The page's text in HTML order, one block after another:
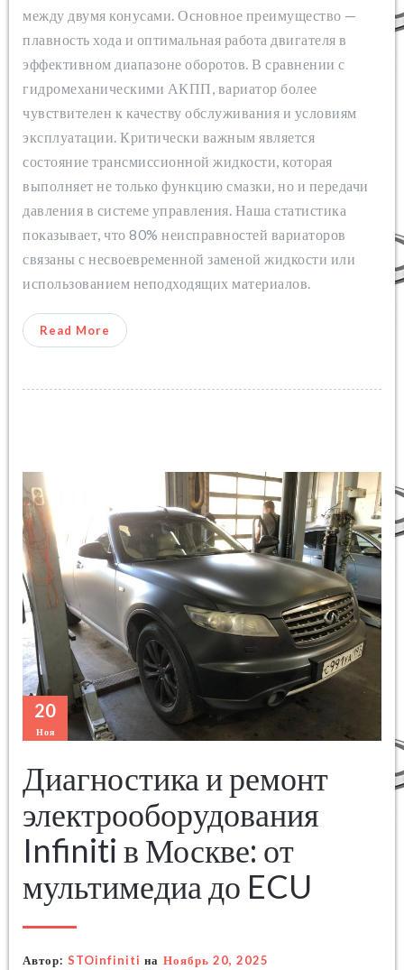
между двумя конусами. Основное преимущество —
плавность хода и оптимальная работа двигателя в
эффективном диапазоне оборотов. В сравнении с
гидромеханическими АКПП, вариатор более
чувствителен к качеству обслуживания и условиям
эксплуатации. Критически важным является
состояние трансмиссионной жидкости, которая
выполняет не только функцию смазки, но и передачи
давления в системе управления. Наша статистика
показывает, что 80% неисправностей вариаторов
связаны с несвоевременной заменой жидкости или
использованием неподходящих материалов.
Read More
20
Ноя
Диагностика и ремонт
электрооборудования
Infiniti в Москве: от
мультимедиа до ECU
Автор: STOinfiniti на Ноябрь 20, 2025